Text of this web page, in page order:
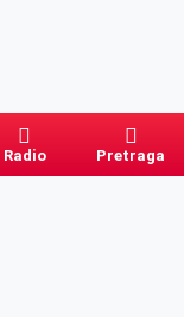
Radio Pretraga